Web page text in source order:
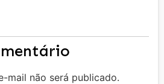
mail não será publicado.